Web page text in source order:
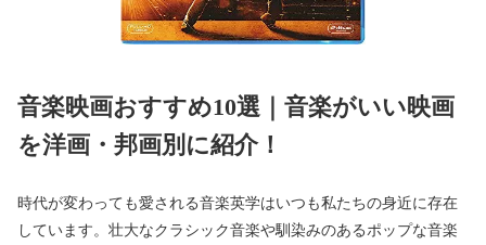
音楽映画おすすめ10選｜音楽がいい映画
を洋画・邦画別に紹介！
時代が変わっても愛される音楽英学はいつも私たちの身近に存在
しています。壮大なクラシック音楽や馴染みのあるポップな音楽